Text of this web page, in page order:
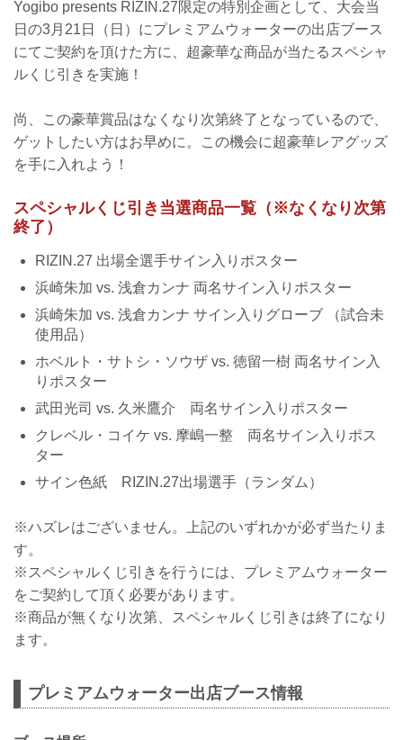
Yogibo presents RIZIN.27限定の特別企画として、大会当
日の3月21日（日）にプレミアムウォーターの出店ブース
にてご契約を頂けた方に、超豪華な商品が当たるスペシャ
ルくじ引きを実施！
尚、この豪華賞品はなくなり次第終了となっているので、
ゲットしたい方はお早めに。この機会に超豪華レアグッズ
を手に入れよう！
スペシャルくじ引き当選商品一覧（※なくなり次第
終了）
RIZIN.27 出場全選手サイン入りポスター
浜崎朱加 vs. 浅倉カンナ 両名サイン入りポスター
浜崎朱加 vs. 浅倉カンナ サイン入りグローブ （試合未
使用品）
ホベルト・サトシ・ソウザ vs. 徳留一樹 両名サイン入
りポスター
武田光司 vs. 久米鷹介 両名サイン入りポスター
クレベル・コイケ vs. 摩嶋一整 両名サイン入りポス
ター
サイン色紙 RIZIN.27出場選手（ランダム）
※ハズレはございません。上記のいずれかが必ず当たりま
す。
※スペシャルくじ引きを行うには、プレミアムウォーター
をご契約して頂く必要があります。
※商品が無くなり次第、スペシャルくじ引きは終了になり
ます。
プレミアムウォーター出店ブース情報